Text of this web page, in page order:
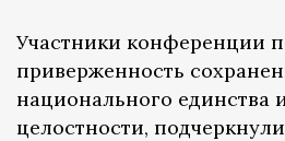
Участники конференции
приверженность
национального единства
целостности,